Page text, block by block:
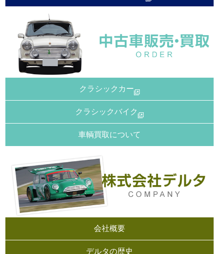
クラシックカー
クラシックバイク
車輌買取について
会社概要
デルタの歴史